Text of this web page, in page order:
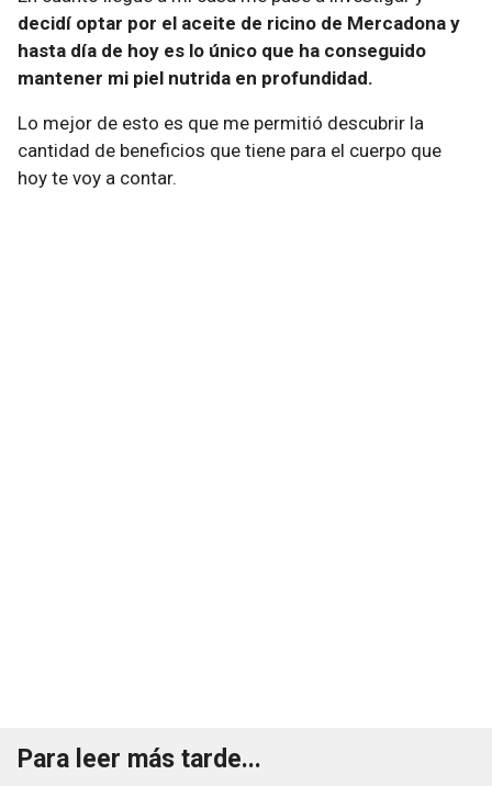
decidí optar por el aceite de ricino de Mercadona y
hasta día de hoy es lo único que ha conseguido
mantener mi piel nutrida en profundidad.
Lo mejor de esto es que me permitió descubrir la
cantidad de beneficios que tiene para el cuerpo que
hoy te voy a contar.
Para leer más tarde...